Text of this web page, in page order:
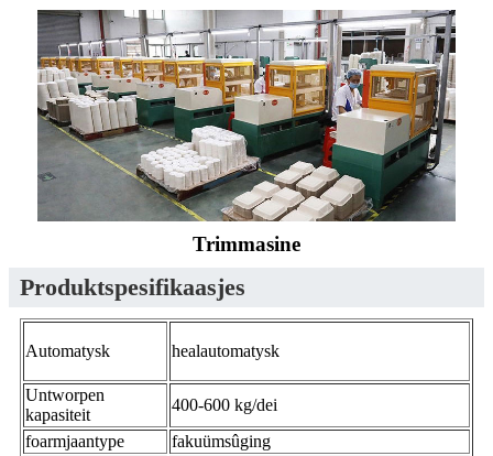
Trimmasine
Produktspesifikaasjes
Automatysk healautomatysk
Untworpen
kapasiteit
400-600 kg/dei
foarmjaantype
fakuümsûging